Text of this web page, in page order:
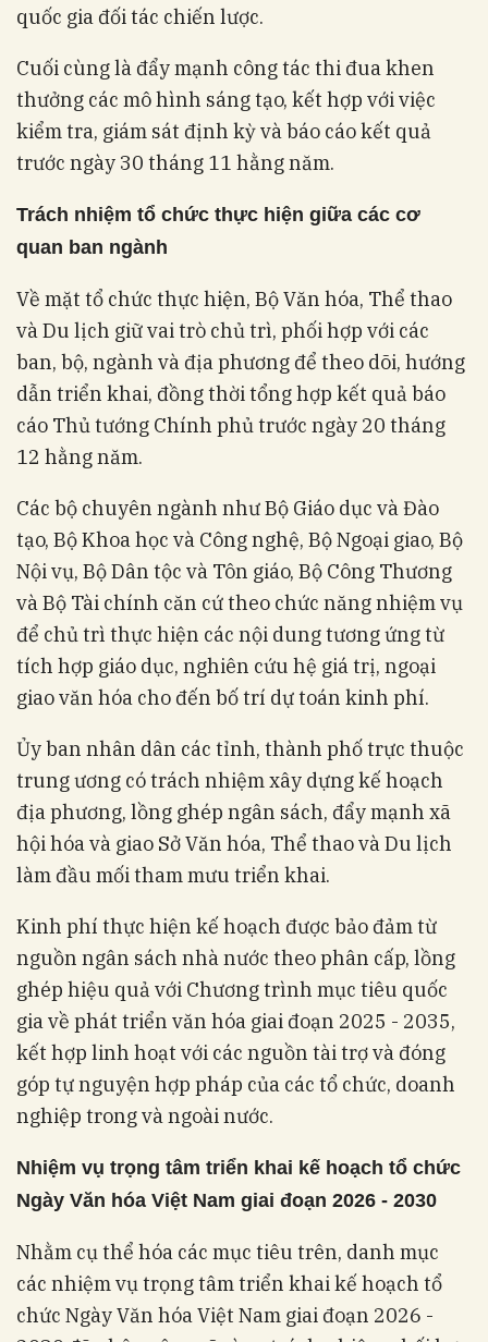
quốc gia đối tác chiến lược.
Cuối cùng là đẩy mạnh công tác thi đua khen
thưởng các mô hình sáng tạo, kết hợp với việc
kiểm tra, giám sát định kỳ và báo cáo kết quả
trước ngày 30 tháng 11 hằng năm.
Trách nhiệm tổ chức thực hiện giữa các cơ
quan ban ngành
Về mặt tổ chức thực hiện, Bộ Văn hóa, Thể thao
và Du lịch giữ vai trò chủ trì, phối hợp với các
ban, bộ, ngành và địa phương để theo dõi, hướng
dẫn triển khai, đồng thời tổng hợp kết quả báo
cáo Thủ tướng Chính phủ trước ngày 20 tháng
12 hằng năm.
Các bộ chuyên ngành như Bộ Giáo dục và Đào
tạo, Bộ Khoa học và Công nghệ, Bộ Ngoại giao, Bộ
Nội vụ, Bộ Dân tộc và Tôn giáo, Bộ Công Thương
và Bộ Tài chính căn cứ theo chức năng nhiệm vụ
để chủ trì thực hiện các nội dung tương ứng từ
tích hợp giáo dục, nghiên cứu hệ giá trị, ngoại
giao văn hóa cho đến bố trí dự toán kinh phí.
Ủy ban nhân dân các tỉnh, thành phố trực thuộc
trung ương có trách nhiệm xây dựng kế hoạch
địa phương, lồng ghép ngân sách, đẩy mạnh xã
hội hóa và giao Sở Văn hóa, Thể thao và Du lịch
làm đầu mối tham mưu triển khai.
Kinh phí thực hiện kế hoạch được bảo đảm từ
nguồn ngân sách nhà nước theo phân cấp, lồng
ghép hiệu quả với Chương trình mục tiêu quốc
gia về phát triển văn hóa giai đoạn 2025 - 2035,
kết hợp linh hoạt với các nguồn tài trợ và đóng
góp tự nguyện hợp pháp của các tổ chức, doanh
nghiệp trong và ngoài nước.
Nhiệm vụ trọng tâm triển khai kế hoạch tổ chức
Ngày Văn hóa Việt Nam giai đoạn 2026 - 2030
Nhằm cụ thể hóa các mục tiêu trên, danh mục
các nhiệm vụ trọng tâm triển khai kế hoạch tổ
chức Ngày Văn hóa Việt Nam giai đoạn 2026 -